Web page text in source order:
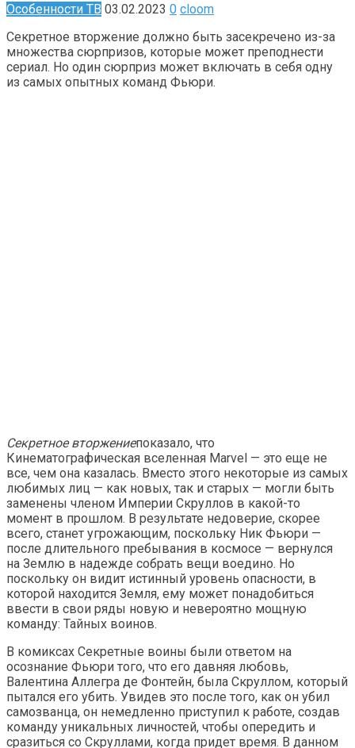
Особенности ТВ 03.02.2023 0 cloom
Секретное вторжение должно быть засекречено из-за
множества сюрпризов, которые может преподнести
сериал. Но один сюрприз может включать в себя одну
из самых опытных команд Фьюри.
Секретное вторжениепоказало, что
Кинематографическая вселенная Marvel — это еще не
все, чем она казалась. Вместо этого некоторые из самых
любимых лиц — как новых, так и старых — могли быть
заменены членом Империи Скруллов в какой-то
момент в прошлом. В результате недоверие, скорее
всего, станет угрожающим, поскольку Ник Фьюри —
после длительного пребывания в космосе — вернулся
на Землю в надежде собрать вещи воедино. Но
поскольку он видит истинный уровень опасности, в
которой находится Земля, ему может понадобиться
ввести в свои ряды новую и невероятно мощную
команду: Тайных воинов.
В комиксах Секретные воины были ответом на
осознание Фьюри того, что его давняя любовь,
Валентина Аллегра де Фонтейн, была Скруллом, который
пытался его убить. Увидев это после того, как он убил
самозванца, он немедленно приступил к работе, создав
команду уникальных личностей, чтобы опередить и
сразиться со Скруллами, когда придет время. В данном